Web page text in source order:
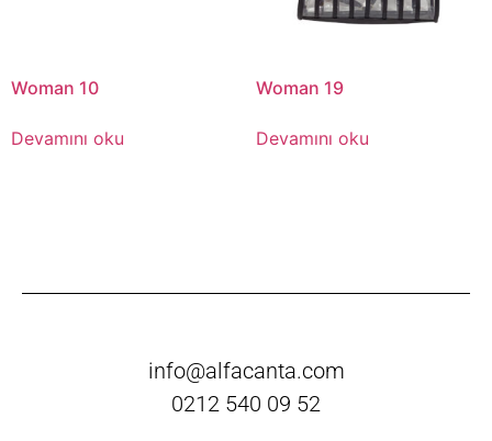
Woman 10
Devamını oku
Woman 19
Devamını oku
info@alfacanta.com
0212 540 09 52